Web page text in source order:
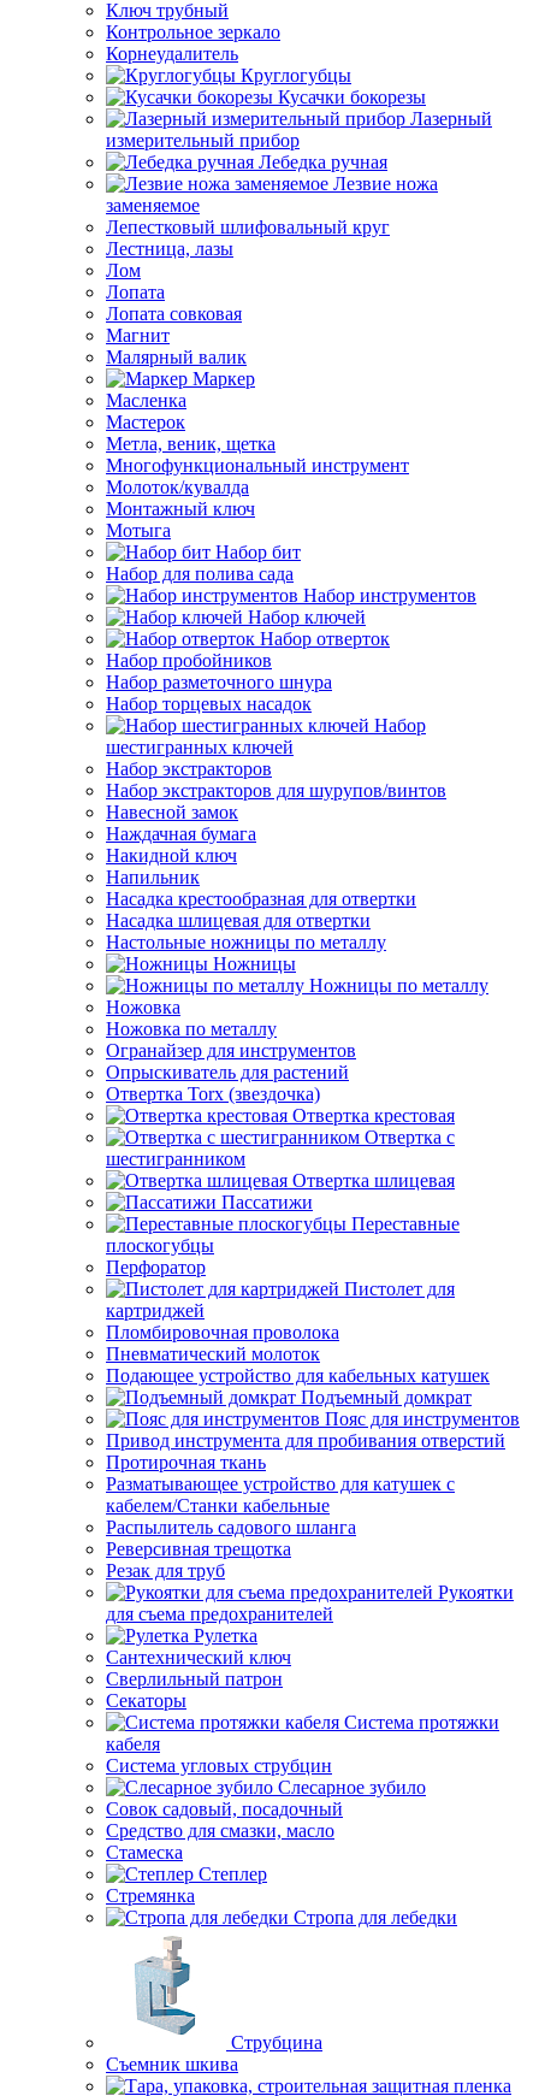
Ключ трубный
Контрольное зеркало
Корнеудалитель
Круглогубцы
Кусачки бокорезы
Лазерный
измерительный прибор
Лебедка ручная
Лезвие ножа
заменяемое
Лепестковый шлифовальный круг
Лестница, лазы
Лом
Лопата
Лопата совковая
Магнит
Малярный валик
Маркер
Масленка
Мастерок
Метла, веник, щетка
Многофункциональный инструмент
Молоток/кувалда
Монтажный ключ
Мотыга
Набор бит
Набор для полива сада
Набор инструментов
Набор ключей
Набор отверток
Набор пробойников
Набор разметочного шнура
Набор торцевых насадок
Набор
шестигранных ключей
Набор экстракторов
Набор экстракторов для шурупов/винтов
Навесной замок
Наждачная бумага
Накидной ключ
Напильник
Насадка крестообразная для отвертки
Насадка шлицевая для отвертки
Настольные ножницы по металлу
Ножницы
Ножницы по металлу
Ножовка
Ножовка по металлу
Огранайзер для инструментов
Опрыскиватель для растений
Отвертка Torx (звездочка)
Отвертка крестовая
Отвертка с
шестигранником
Отвертка шлицевая
Пассатижи
Переставные
плоскогубцы
Перфоратор
Пистолет для
картриджей
Пломбировочная проволока
Пневматический молоток
Подающее устройство для кабельных катушек
Подъемный домкрат
Пояс для инструментов
Привод инструмента для пробивания отверстий
Протирочная ткань
Разматывающее устройство для катушек с
кабелем/Станки кабельные
Распылитель садового шланга
Реверсивная трещотка
Резак для труб
Рукоятки
для съема предохранителей
Рулетка
Сантехнический ключ
Сверлильный патрон
Секаторы
Система протяжки
кабеля
Система угловых струбцин
Слесарное зубило
Совок садовый, посадочный
Средство для смазки, масло
Стамеска
Степлер
Стремянка
Стропа для лебедки
Струбцина
Съемник шкива